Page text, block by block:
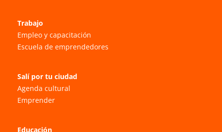
Trabajo
Empleo y capacitación
Escuela de emprendedores
Salí por tu ciudad
Agenda cultural
Emprender
Educación